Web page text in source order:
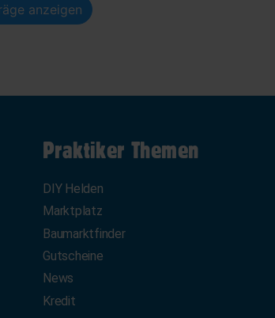
anzeigen
Praktiker Themen
DIY Helden
Marktplatz
Baumarktfinder
Gutscheine
News
Kredit